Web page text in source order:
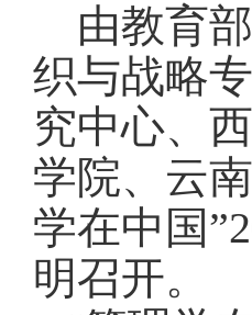
由教育部
织与战略
究中心、
学院、云
学在中国
明召开。